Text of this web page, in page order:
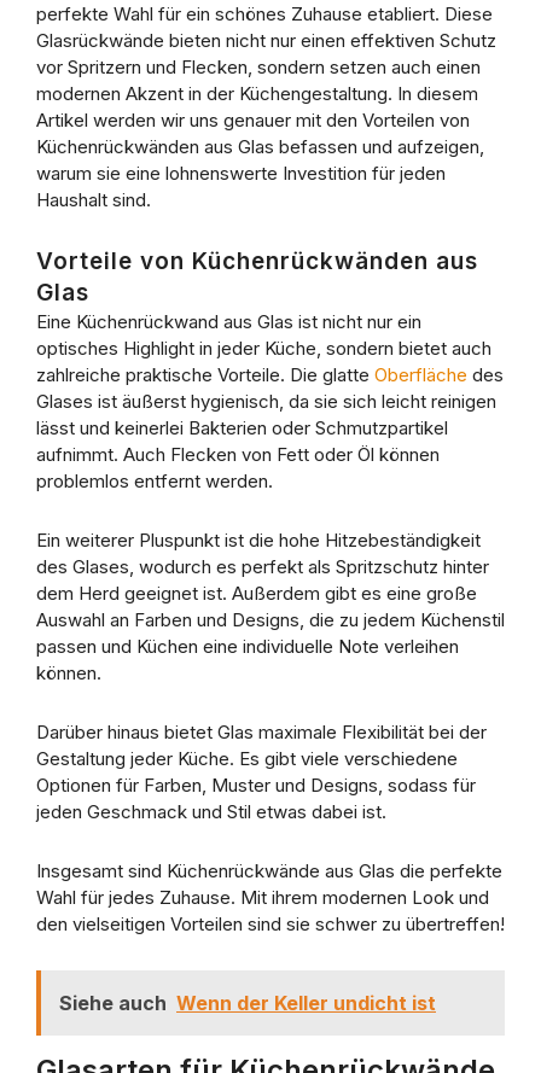
perfekte Wahl für ein schönes Zuhause etabliert. Diese
Glasrückwände bieten nicht nur einen effektiven Schutz
vor Spritzern und Flecken, sondern setzen auch einen
modernen Akzent in der Küchengestaltung. In diesem
Artikel werden wir uns genauer mit den Vorteilen von
Küchenrückwänden aus Glas befassen und aufzeigen,
warum sie eine lohnenswerte Investition für jeden
Haushalt sind.
Vorteile von Küchenrückwänden aus
Glas
Eine Küchenrückwand aus Glas ist nicht nur ein
optisches Highlight in jeder Küche, sondern bietet auch
zahlreiche praktische Vorteile. Die glatte Oberfläche des
Glases ist äußerst hygienisch, da sie sich leicht reinigen
lässt und keinerlei Bakterien oder Schmutzpartikel
aufnimmt. Auch Flecken von Fett oder Öl können
problemlos entfernt werden.
Ein weiterer Pluspunkt ist die hohe Hitzebeständigkeit
des Glases, wodurch es perfekt als Spritzschutz hinter
dem Herd geeignet ist. Außerdem gibt es eine große
Auswahl an Farben und Designs, die zu jedem Küchenstil
passen und Küchen eine individuelle Note verleihen
können.
Darüber hinaus bietet Glas maximale Flexibilität bei der
Gestaltung jeder Küche. Es gibt viele verschiedene
Optionen für Farben, Muster und Designs, sodass für
jeden Geschmack und Stil etwas dabei ist.
Insgesamt sind Küchenrückwände aus Glas die perfekte
Wahl für jedes Zuhause. Mit ihrem modernen Look und
den vielseitigen Vorteilen sind sie schwer zu übertreffen!
Siehe auch Wenn der Keller undicht ist